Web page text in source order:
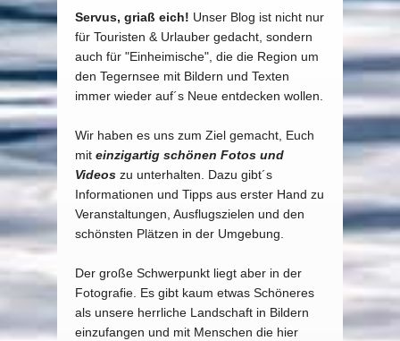
Servus, griaß eich! Unser Blog ist nicht nur
für Touristen & Urlauber gedacht, sondern
auch für "Einheimische", die die Region um
den Tegernsee mit Bildern und Texten
immer wieder auf´s Neue entdecken wollen.
Wir haben es uns zum Ziel gemacht, Euch
mit einzigartig schönen Fotos und
Videos zu unterhalten. Dazu gibt´s
Informationen und Tipps aus erster Hand zu
Veranstaltungen, Ausflugszielen und den
schönsten Plätzen in der Umgebung.
Der große Schwerpunkt liegt aber in der
Fotografie. Es gibt kaum etwas Schöneres
als unsere herrliche Landschaft in Bildern
einzufangen und mit Menschen die hier